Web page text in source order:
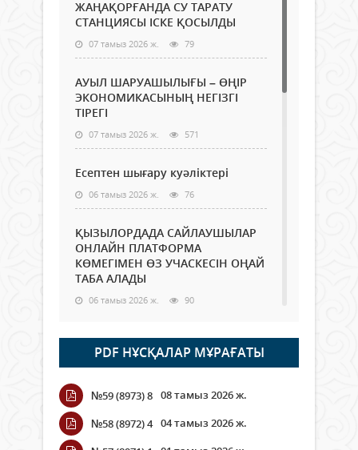
ЖАҢАҚОРҒАНДА СУ ТАРАТУ
СТАНЦИЯСЫ ІСКЕ ҚОСЫЛДЫ
07 тамыз 2026 ж. 79
АУЫЛ ШАРУАШЫЛЫҒЫ – ӨҢІР
ЭКОНОМИКАСЫНЫҢ НЕГІЗГІ
ТІРЕГІ
07 тамыз 2026 ж. 571
Есептен шығару куәліктері
06 тамыз 2026 ж. 76
ҚЫЗЫЛОРДАДА САЙЛАУШЫЛАР
ОНЛАЙН ПЛАТФОРМА
КӨМЕГІМЕН ӨЗ УЧАСКЕСІН ОҢАЙ
ТАБА АЛАДЫ
06 тамыз 2026 ж. 90
Open Air: Қызылорда облысы
полиция департаменті 20
мыңнан астам көрерменнің
қауіпсіздігін қамтамасыз етті
06 тамыз 2026 ж.
Wi-Fi ҚАБЫРҒА АРҚЫЛЫ ҚАЛАЙ
PDF НҰСҚАЛАР МҰРАҒАТЫ
№59 (8973) 8 08 тамыз 2026 ж.
№58 (8972) 4 04 тамыз 2026 ж.